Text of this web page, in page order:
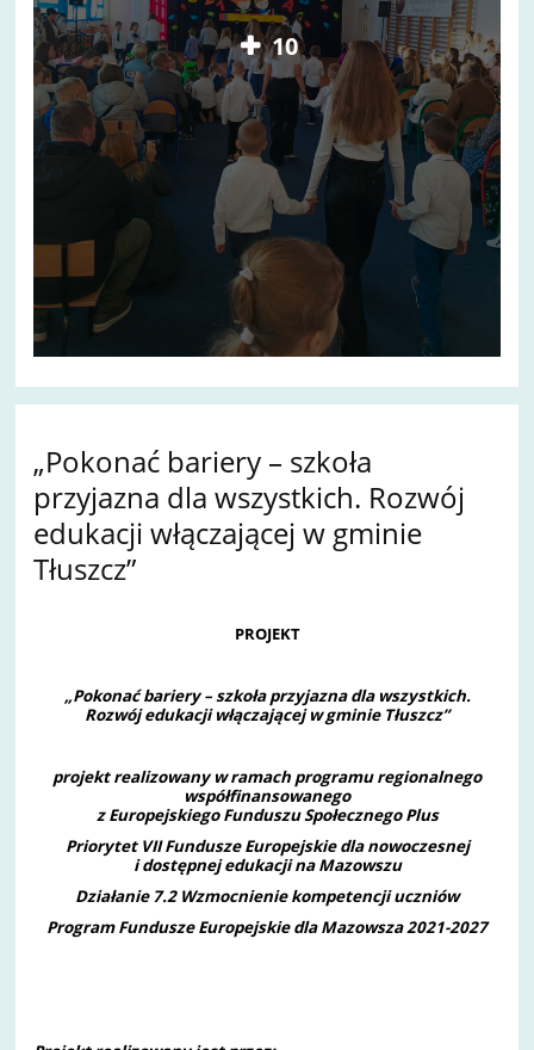
10
„Pokonać bariery – szkoła
przyjazna dla wszystkich. Rozwój
edukacji włączającej w gminie
Tłuszcz”
PROJEKT
„Pokonać bariery – szkoła przyjazna dla wszystkich.
Rozwój edukacji włączającej w gminie Tłuszcz”
projekt realizowany w ramach programu regionalnego
współfinansowanego
z Europejskiego Funduszu Społecznego Plus
Priorytet VII Fundusze Europejskie dla nowoczesnej
i dostępnej edukacji na Mazowszu
Działanie 7.2 Wzmocnienie kompetencji uczniów
Program Fundusze Europejskie dla Mazowsza 2021-2027